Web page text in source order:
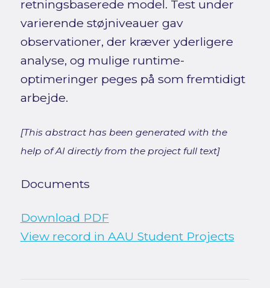
retningsbaserede model. Test under
varierende støjniveauer gav
observationer, der kræver yderligere
analyse, og mulige runtime-
optimeringer peges på som fremtidigt
arbejde.
[This abstract has been generated with the
help of AI directly from the project full text]
Documents
Download PDF
View record in AAU Student Projects